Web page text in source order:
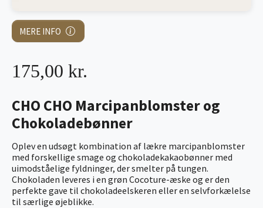
MERE INFO
CHO CHO Marcipanblomster og
Chokoladebønner
Oplev en udsøgt kombination af lækre marcipanblomster
med forskellige smage og chokoladekakaobønner med
uimodståelige fyldninger, der smelter på tungen.
Chokoladen leveres i en grøn Cocoture-æske og er den
perfekte gave til chokoladeelskeren eller en selvforkælelse
til særlige øjeblikke.
175,00 kr.